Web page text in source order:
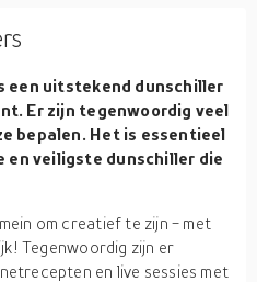
een uitstekend dunschiller
Er zijn tegenwoordig veel
bepalen. Het is essentieel
en veiligste dunschiller die
om creatief te zijn - met
Tegenwoordig zijn er
en live sessies met